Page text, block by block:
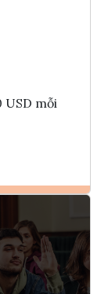
USD mỗi